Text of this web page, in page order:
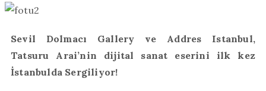
Sevil Dolmacı Gallery ve Addres Istanbul,
Tatsuru Arai’nin dijital sanat eserini ilk kez
İstanbulda Sergiliyor!